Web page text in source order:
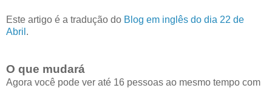
Este artigo é a tradução do Blog em inglês do dia 22 de
Abril .
O que mudará
Agora você pode ver até 16 pessoas ao mesmo tempo com